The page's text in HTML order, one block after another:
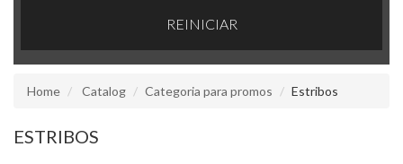
REINICIAR
Home Catalog Categoria para promos Estribos
ESTRIBOS